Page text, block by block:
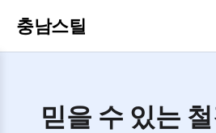
충남스틸
믿을 수 있는